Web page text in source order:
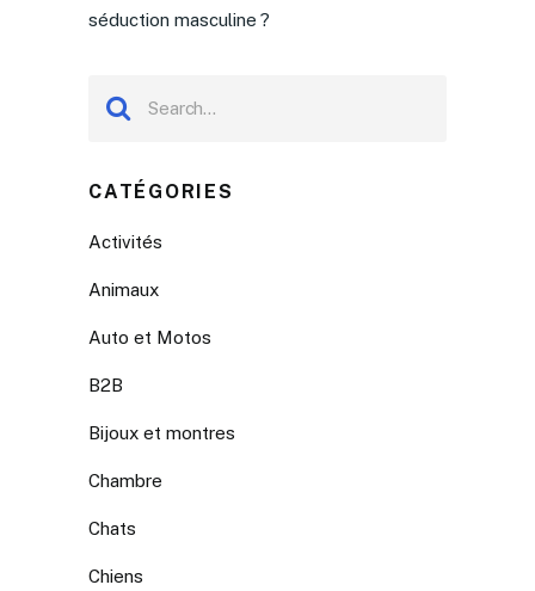
séduction masculine ?
CATÉGORIES
Activités
Animaux
Auto et Motos
B2B
Bijoux et montres
Chambre
Chats
Chiens